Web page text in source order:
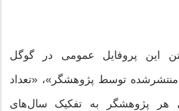
این پروفایل عمومی در گوگل
منتشرشده توسط پژوهشگر»، «تعداد
هر پژوهشگر به تفکیک سال‌های